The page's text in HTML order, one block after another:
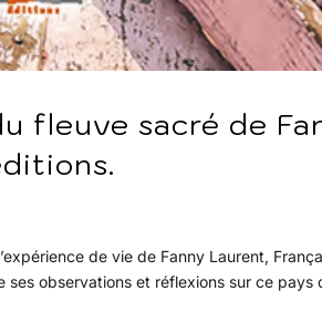
fleuve sacré de
de vie de Fanny Laurent,
ses observations et réflexions sur ce pays